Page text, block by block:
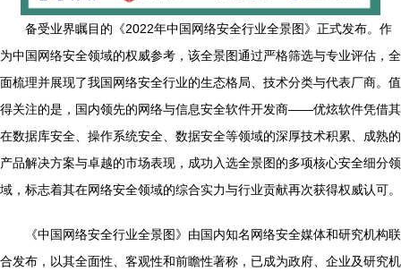
备受业界瞩目的《2022年中国网络安全行业全景图》正式发布。作
为中国网络安全领域的权威参考，该全景图通过严格筛选与专业评估，全
面梳理并展现了我国网络安全行业的生态格局、技术分类与代表厂商。值
得关注的是，国内领先的网络与信息安全软件开发商——优炫软件凭借其
在数据库安全、操作系统安全、数据安全等领域的深厚技术积累、成熟的
产品解决方案与卓越的市场表现，成功入选全景图的多项核心安全细分领
域，标志着其在网络安全领域的综合实力与行业贡献再次获得权威认可。
《中国网络安全行业全景图》由国内知名网络安全媒体和研究机构联
合发布，以其全面性、客观性和前瞻性著称，已成为政府、企业及研究机